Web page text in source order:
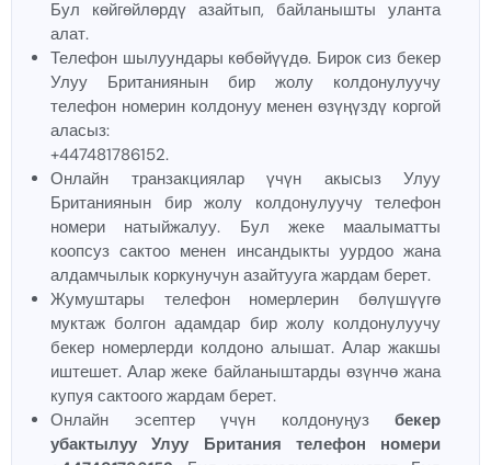
Бул көйгөйлөрдү азайтып, байланышты уланта
алат.
Телефон шылуундары көбөйүүдө. Бирок сиз бекер
Улуу Британиянын бир жолу колдонулуучу
телефон номерин колдонуу менен өзүңүздү коргой
аласыз:
+447481786152.
Онлайн транзакциялар үчүн акысыз Улуу
Британиянын бир жолу колдонулуучу телефон
номери натыйжалуу. Бул жеке маалыматты
коопсуз сактоо менен инсандыкты уурдоо жана
алдамчылык коркунучун азайтууга жардам берет.
Жумуштары телефон номерлерин бөлүшүүгө
муктаж болгон адамдар бир жолу колдонулуучу
бекер номерлерди колдоно алышат. Алар жакшы
иштешет. Алар жеке байланыштарды өзүнчө жана
купуя сактоого жардам берет.
Онлайн эсептер үчүн колдонуңуз бекер
убактылуу Улуу Британия телефон номери